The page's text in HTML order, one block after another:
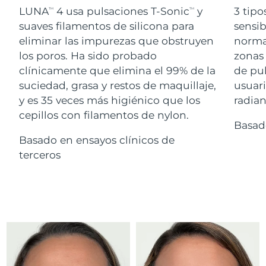
LUNATM 4 usa pulsaciones T-SonicTM
y
suaves filamentos de silicona para
eliminar las impurezas que obstruyen
los poros. Ha sido probado
clínicamente que elimina el 99% de la
suciedad, grasa y restos de maquillaje,
y es 35 veces más higiénico que los
cepillos con filamentos de nylon.
Basado en ensayos clínicos de
terceros
3
de
For healthy hair
18% PAP
Cosméticos Hombres
Comprar todo
FOREO APP
Israel Entrega prevista14/08/2026
Italia Entrega prevista10/08/2026
Japón Entrega prevista13/08/2026
Jersey Entrega prevista 15/08/2026
12/08/2026
Kuwait
Lituania Entrega prevista10/08/2026